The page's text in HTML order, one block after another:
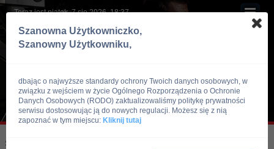
Teraz jest piątek, 7 sie 2026, 18:37
Skocz do:
Szanowna Użytkowniczko,
Szanowny Użytkowniku,
dbając o najwyższe standardy ochrony Twoich danych osobowych, w
związku z wejściem w życie Ogólnego Rozporządzenia o Ochronie
Danych Osobowych (RODO) zaktualizowaliśmy politykę prywatności
serwisu dostosowując ją do nowych regulacji. Możesz się z nią
zapoznać w tym miejscu: Kliknij tutaj